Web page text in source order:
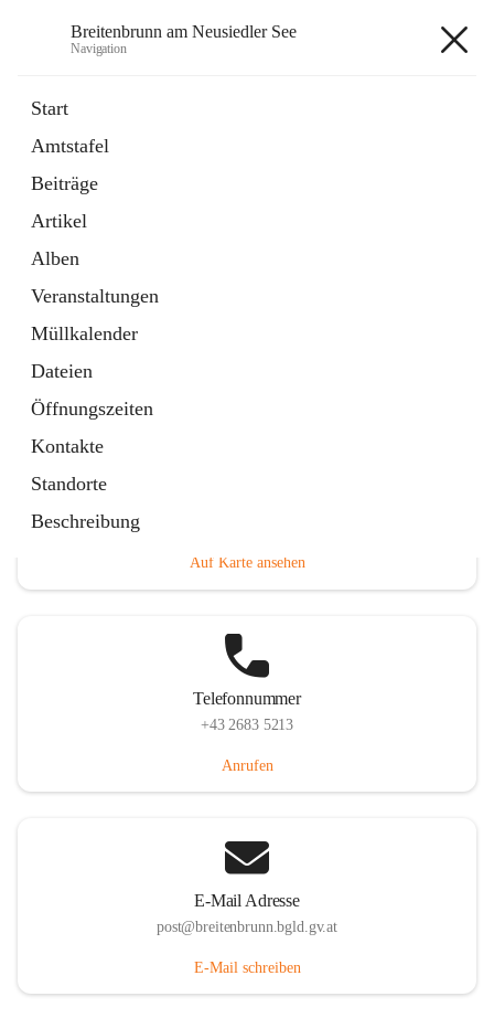
Breitenbrunn am Neusiedler See
Navigation
Start
Amtstafel
Beiträge
Artikel
Alben
Veranstaltungen
Müllkalender
Dateien
Öffnungszeiten
Kontakte
Standorte
Beschreibung
18 Schnellzugriffe
Gemeindeservice
Auf Karte ansehen
Telefonnummer
+43 2683 5213
Anrufen
E-Mail Adresse
post@breitenbrunn.bgld.gv.at
E-Mail schreiben